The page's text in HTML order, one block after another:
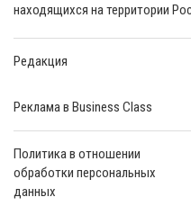
находящихся на территории
Редакция
Реклама в Business Class
Политика в отношении
обработки персональных
данных